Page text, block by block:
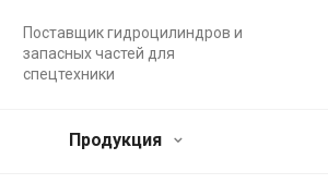
Поставщик гидроцилиндров и
запасных частей для
спецтехники
Продукция